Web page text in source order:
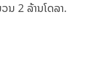
ນ 2 ລ້ານໂດລາ.